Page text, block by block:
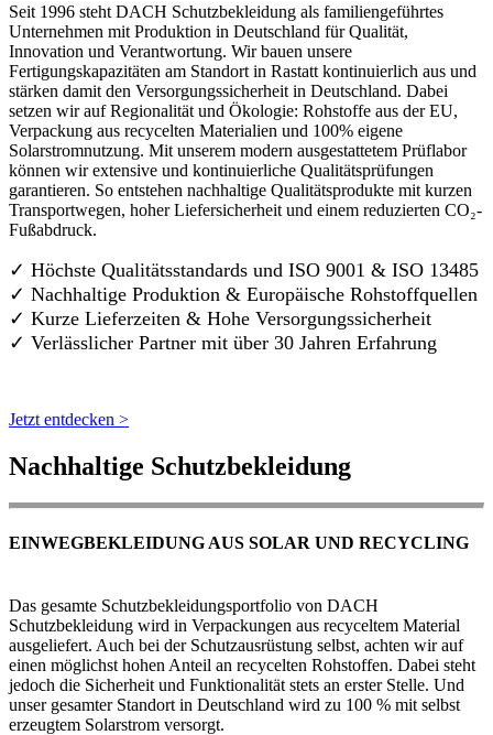
Seit 1996 steht DACH Schutzbekleidung als familiengeführtes
Unternehmen mit Produktion in Deutschland für Qualität,
Innovation und Verantwortung. Wir bauen unsere
Fertigungskapazitäten am Standort in Rastatt kontinuierlich aus und
stärken damit den Versorgungssicherheit in Deutschland. Dabei
setzen wir auf Regionalität und Ökologie: Rohstoffe aus der EU,
Verpackung aus recycelten Materialien und 100% eigene
Solarstromnutzung. Mit unserem modern ausgestattetem Prüflabor
können wir extensive und kontinuierliche Qualitätsprüfungen
garantieren. So entstehen nachhaltige Qualitätsprodukte mit kurzen
Transportwegen, hoher Liefersicherheit und einem reduzierten CO₂-
Fußabdruck.
✓ Höchste Qualitätsstandards und ISO 9001 & ISO 13485
✓ Nachhaltige Produktion & Europäische Rohstoffquellen
✓ Kurze Lieferzeiten & Hohe Versorgungssicherheit
✓ Verlässlicher Partner mit über 30 Jahren Erfahrung
Jetzt entdecken >
Nachhaltige Schutzbekleidung
EINWEGBEKLEIDUNG AUS SOLAR UND RECYCLING
Das gesamte Schutzbekleidungsportfolio von DACH
Schutzbekleidung wird in Verpackungen aus recyceltem Material
ausgeliefert. Auch bei der Schutzausrüstung selbst, achten wir auf
einen möglichst hohen Anteil an recycelten Rohstoffen. Dabei steht
jedoch die Sicherheit und Funktionalität stets an erster Stelle. Und
unser gesamter Standort in Deutschland wird zu 100 % mit selbst
erzeugtem Solarstrom versorgt.